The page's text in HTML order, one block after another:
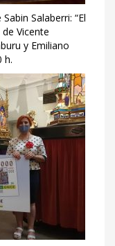
Salaberri: “El
Vicente
y Emiliano
h.